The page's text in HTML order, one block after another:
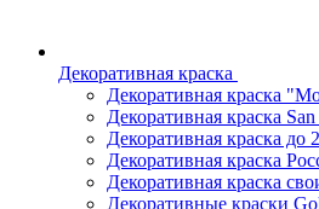
Декоративная краска
Декоративная краска
Декоративная краска
Декоративная краска до
Декоративная краска
Декоративная краска
Декоративные краски